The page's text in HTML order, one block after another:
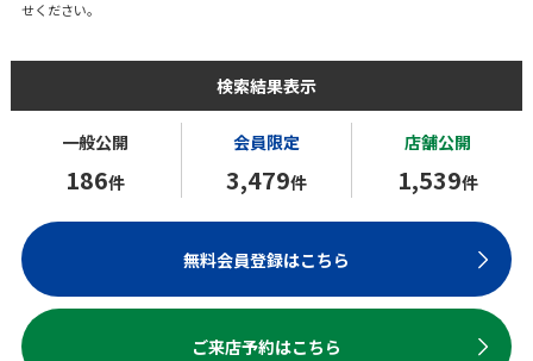
せください。
検索結果表示
一般公開
186件
会員限定
3,479件
店舗公開
1,539件
無料会員登録はこちら
ご来店予約はこちら